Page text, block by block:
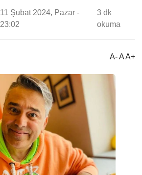
11 Şubat 2024, Pazar -
23:02
3 dk
okuma
A- A A+